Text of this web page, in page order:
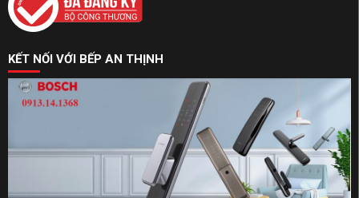
KẾT NỐI VỚI BẾP AN THỊNH